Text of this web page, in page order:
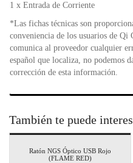
1 x Entrada de Corriente
*Las fichas técnicas son
conveniencia de los usuarios de Qi
comunica al proveedor cualquier
español que localiza, no podemos
corrección de esta información.
También te puede
Ratón NGS Óptico USB Rojo
(FLAME RED)